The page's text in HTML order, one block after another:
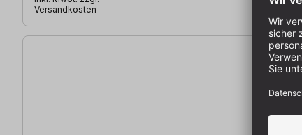
Versandkosten